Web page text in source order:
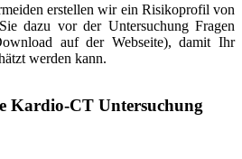
er­­stellen wir ein Risiko­­pro­­fil von
dazu vor der Unter­­suchung Fra­gen
auf der Web­­seite), damit Ihr
wer­den kann.
Kardio-CT Untersuchung